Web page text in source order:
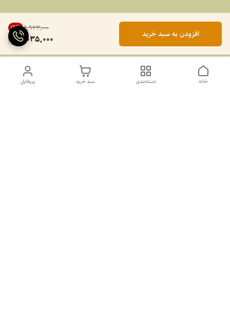
۵٬۹۲۳٬۰۰۰ 14%
5,035,000 افزودن به سبد خرید
پروفایل سبد خرید دسته‌بندی خانه